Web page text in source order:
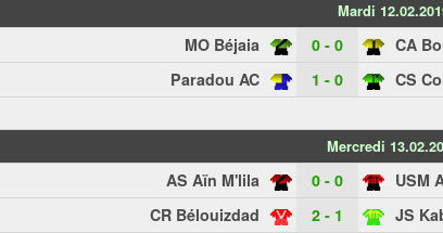
Mardi
MO Béjaia 0 - 0 CA
Paradou AC 1 - 0 CS
Mercredi
AS Aïn M'lila 0 - 0 USM
CR Bélouizdad 2 - 1 JS